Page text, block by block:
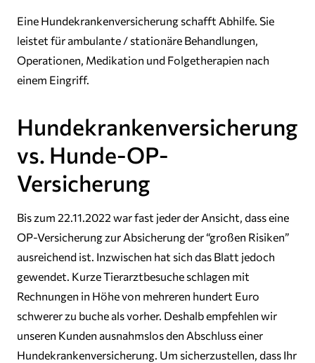
Eine Hundekrankenversicherung schafft Abhilfe. Sie
leistet für ambulante / stationäre Behandlungen,
Operationen, Medikation und Folgetherapien nach
einem Eingriff.
Hundekrankenversicherung
vs. Hunde-OP-
Versicherung
Bis zum 22.11.2022 war fast jeder der Ansicht, dass eine
OP-Versicherung zur Absicherung der “großen Risiken”
ausreichend ist. Inzwischen hat sich das Blatt jedoch
gewendet. Kurze Tierarztbesuche schlagen mit
Rechnungen in Höhe von mehreren hundert Euro
schwerer zu buche als vorher. Deshalb empfehlen wir
unseren Kunden ausnahmslos den Abschluss einer
Hundekrankenversicherung. Um sicherzustellen, dass Ihr